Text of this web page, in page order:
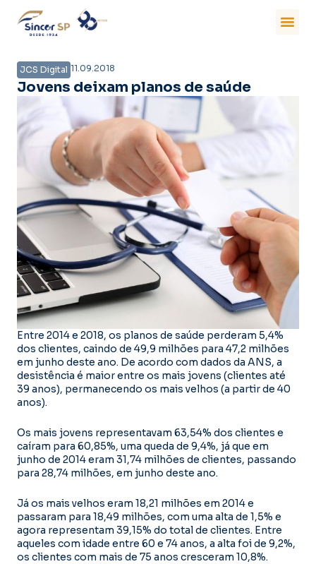
JCS Digital 11.09.2018
Jovens deixam planos de saúde
Entre 2014 e 2018, os planos de saúde perderam 5,4%
dos clientes, caindo de 49,9 milhões para 47,2 milhões
em junho deste ano. De acordo com dados da ANS, a
desistência é maior entre os mais jovens (clientes até
39 anos), permanecendo os mais velhos (a partir de 40
anos).
Os mais jovens representavam 63,54% dos clientes e
caíram para 60,85%, uma queda de 9,4%, já que em
junho de 2014 eram 31,74 milhões de clientes, passando
para 28,74 milhões, em junho deste ano.
Já os mais velhos eram 18,21 milhões em 2014 e
passaram para 18,49 milhões, com uma alta de 1,5% e
agora representam 39,15% do total de clientes. Entre
aqueles com idade entre 60 e 74 anos, a alta foi de 9,2%,
os clientes com mais de 75 anos cresceram 10,8%.